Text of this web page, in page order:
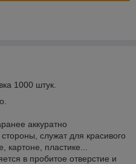
1000 штук.
аккуратно
служат для красивого
пластике...
в пробитое отверстие и